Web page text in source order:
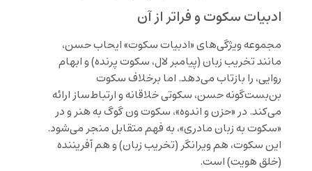
ادبیات سکوت و فراتر از آن
مجموعه ویژگی‌های «ادبیات سکوت» ایحاب حسن،
مانند تخریب زبان (پیامبر لال، سکوت پرنده) و ابهام
روایی، را بازتاب می‌دهد. اما برخلاف سکوت
بن‌بست‌گونه حسن، سکوتی خلاقانه و ارتباط‌ساز ارائه
می‌کند. در «حزن و اندوه»، سکوت ون گوگ به هنر و در
«سکوت به زبان مادری»، به فهم متقابل منجر می‌شود.
این سکوت، هم ویرانگر (تخریب زبان) و هم آفریننده
(خلق هویت) است.